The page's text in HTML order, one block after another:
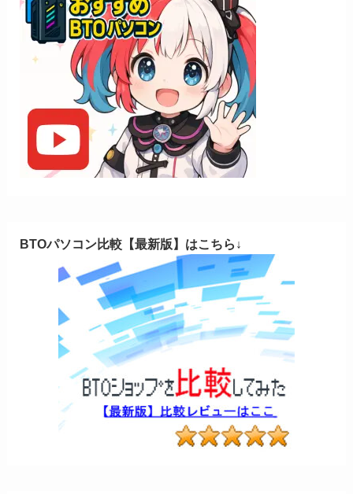
BTOパソコン比較【最新版】はこちら↓